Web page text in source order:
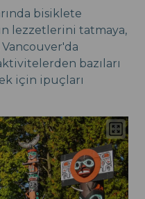
bisiklete
lezzetlerini tatmaya,
bazıları
için ipuçları